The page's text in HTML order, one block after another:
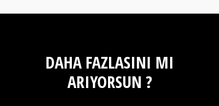
DAHA FAZLASINI MI
ARIYORSUN ?